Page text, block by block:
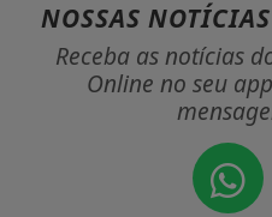
NOSSAS NOTÍCIAS
Receba as notícias
Online no seu